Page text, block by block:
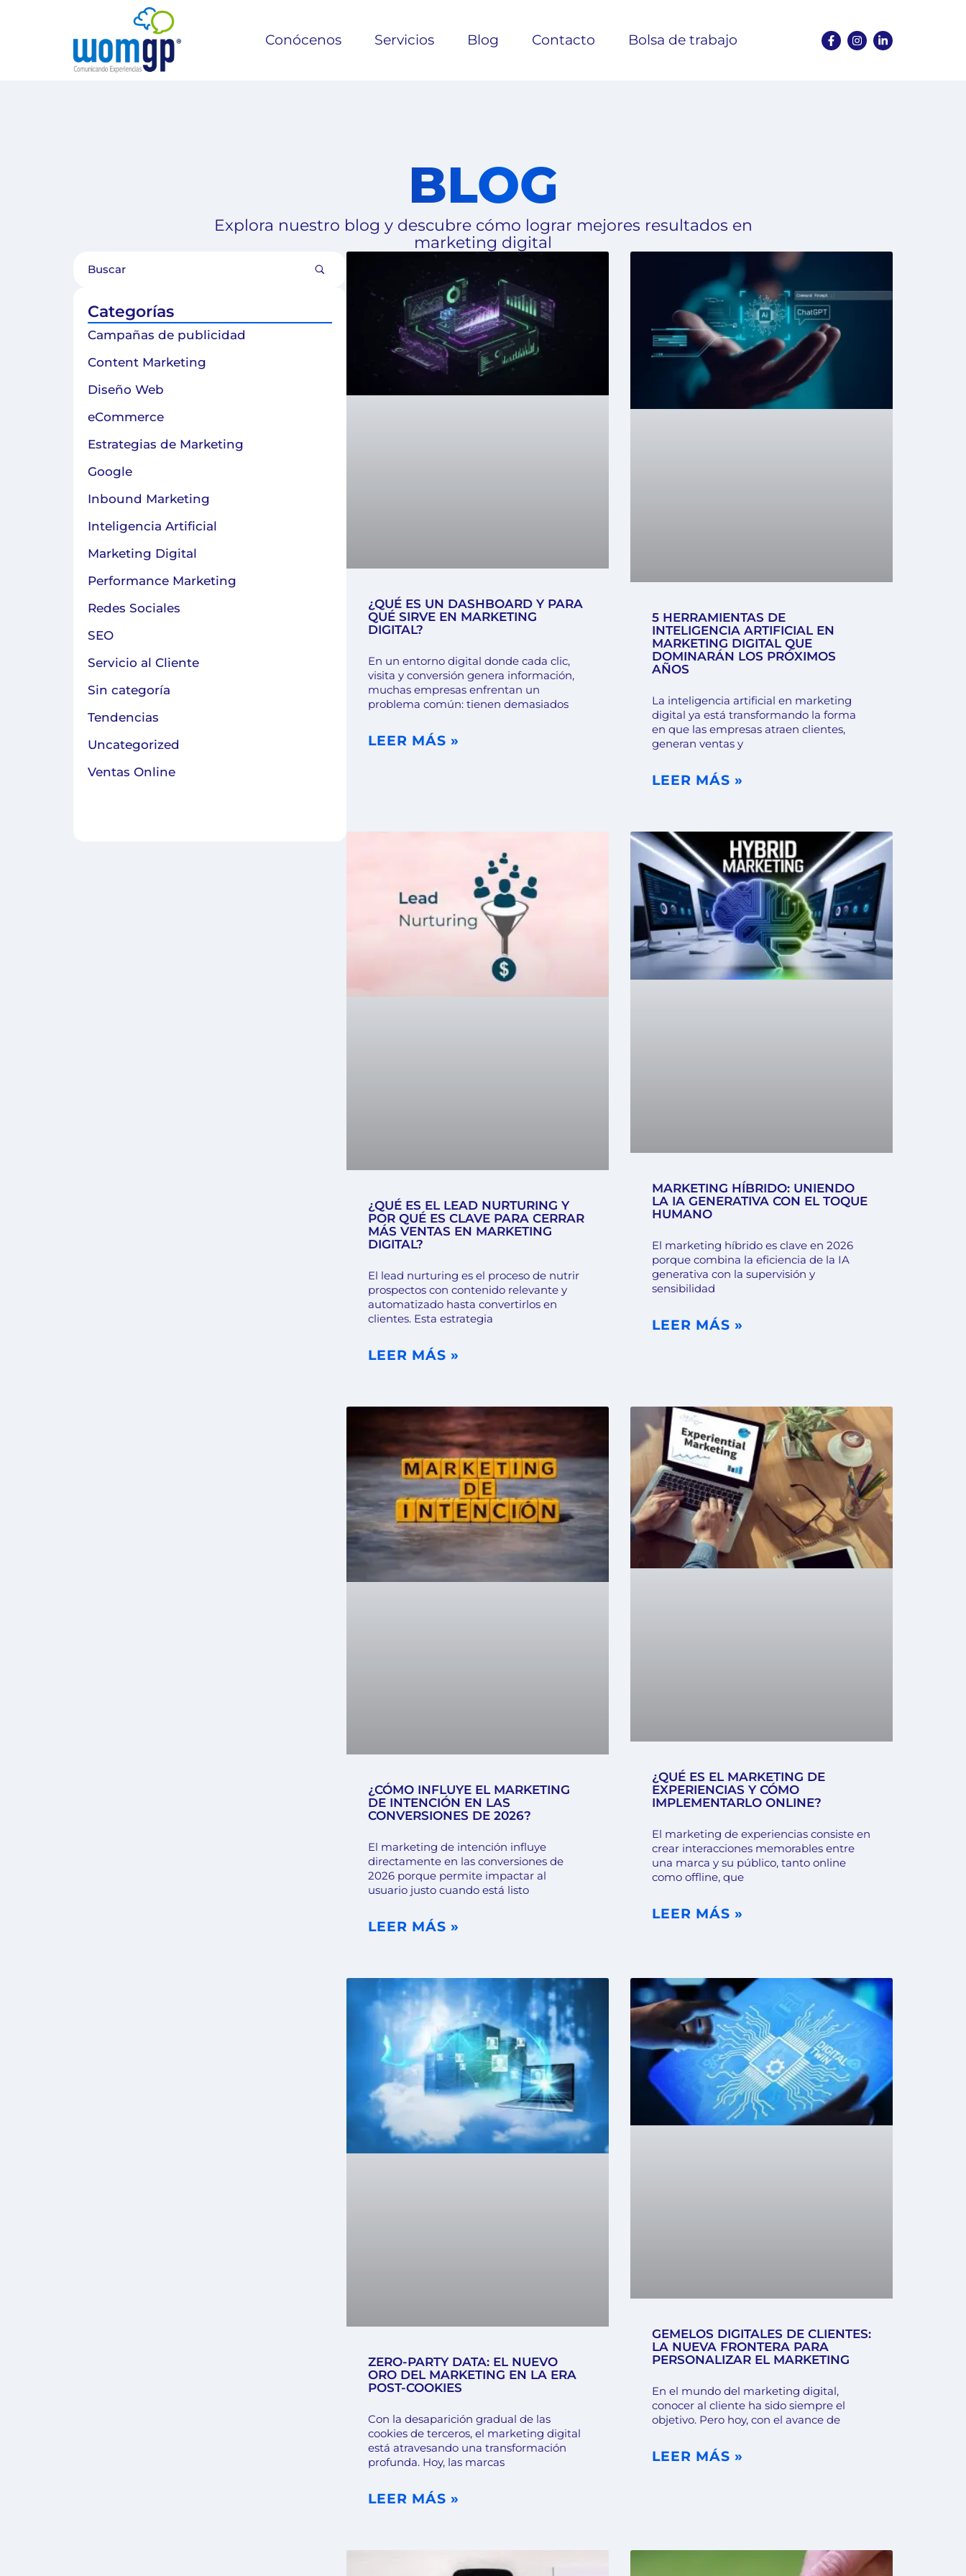
Conócenos Servicios Blog Contacto Bolsa de trabajo
BLOG
Explora nuestro blog y descubre cómo lograr mejores resultados en
marketing digital
Categorías
Campañas de publicidad
Content Marketing
Diseño Web
eCommerce
Estrategias de Marketing
Google
Inbound Marketing
Inteligencia Artificial
Marketing Digital
Performance Marketing
Redes Sociales
SEO
Servicio al Cliente
Sin categoría
Tendencias
Uncategorized
Ventas Online
¿QUÉ ES UN DASHBOARD Y PARA
QUÉ SIRVE EN MARKETING
DIGITAL?
En un entorno digital donde cada clic,
visita y conversión genera información,
muchas empresas enfrentan un
problema común: tienen demasiados
LEER MÁS »
5 HERRAMIENTAS DE
INTELIGENCIA ARTIFICIAL EN
MARKETING DIGITAL QUE
DOMINARÁN LOS PRÓXIMOS
AÑOS
La inteligencia artificial en marketing
digital ya está transformando la forma
en que las empresas atraen clientes,
generan ventas y
LEER MÁS »
¿QUÉ ES EL LEAD NURTURING Y
POR QUÉ ES CLAVE PARA CERRAR
MÁS VENTAS EN MARKETING
DIGITAL?
El lead nurturing es el proceso de nutrir
prospectos con contenido relevante y
automatizado hasta convertirlos en
clientes. Esta estrategia
LEER MÁS »
MARKETING HÍBRIDO: UNIENDO
LA IA GENERATIVA CON EL TOQUE
HUMANO
El marketing híbrido es clave en 2026
porque combina la eficiencia de la IA
generativa con la supervisión y
sensibilidad
LEER MÁS »
¿CÓMO INFLUYE EL MARKETING
DE INTENCIÓN EN LAS
CONVERSIONES DE 2026?
El marketing de intención influye
directamente en las conversiones de
2026 porque permite impactar al
usuario justo cuando está listo
LEER MÁS »
¿QUÉ ES EL MARKETING DE
EXPERIENCIAS Y CÓMO
IMPLEMENTARLO ONLINE?
El marketing de experiencias consiste en
crear interacciones memorables entre
una marca y su público, tanto online
como offline, que
LEER MÁS »
ZERO-PARTY DATA: EL NUEVO
ORO DEL MARKETING EN LA ERA
POST-COOKIES
Con la desaparición gradual de las
cookies de terceros, el marketing digital
está atravesando una transformación
profunda. Hoy, las marcas
LEER MÁS »
GEMELOS DIGITALES DE CLIENTES:
LA NUEVA FRONTERA PARA
PERSONALIZAR EL MARKETING
En el mundo del marketing digital,
conocer al cliente ha sido siempre el
objetivo. Pero hoy, con el avance de
LEER MÁS »